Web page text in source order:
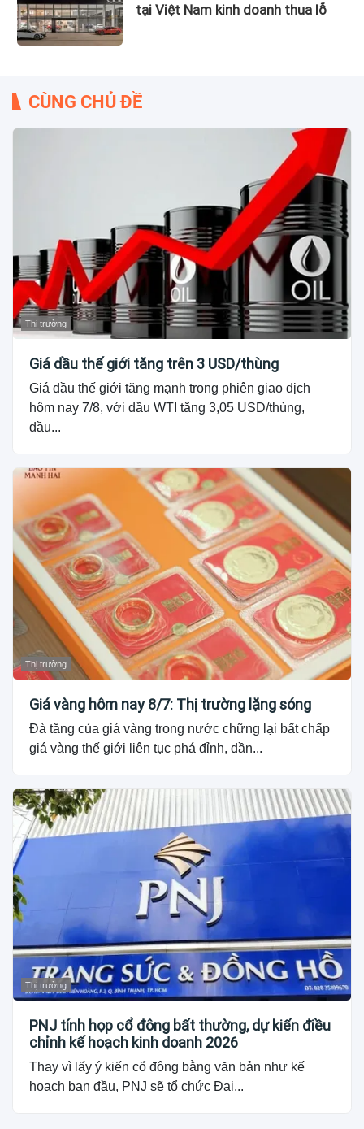
tại Việt Nam kinh doanh thua lỗ
CÙNG CHỦ ĐỀ
Thị trường
Giá dầu thế giới tăng trên 3 USD/thùng
Giá dầu thế giới tăng mạnh trong phiên giao dịch
hôm nay 7/8, với dầu WTI tăng 3,05 USD/thùng,
dầu...
Thị trường
Giá vàng hôm nay 8/7: Thị trường lặng sóng
Đà tăng của giá vàng trong nước chững lại bất chấp
giá vàng thế giới liên tục phá đỉnh, dần...
Thị trường
PNJ tính họp cổ đông bất thường, dự kiến điều
chỉnh kế hoạch kinh doanh 2026
Thay vì lấy ý kiến cổ đông bằng văn bản như kế
hoạch ban đầu, PNJ sẽ tổ chức Đại...